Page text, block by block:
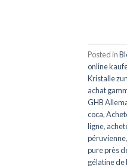
Posted in
online
Kristalle
achat
GHB
coca,
ligne,
péruvienne,
pure près
gélatine de